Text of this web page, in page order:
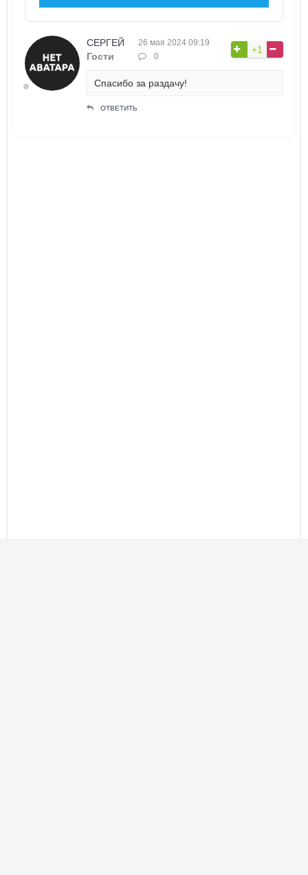
СЕРГЕЙ
Гости
26 мая 2024 09:19
0
+1
Спасибо за раздачу!
ОТВЕТИТЬ